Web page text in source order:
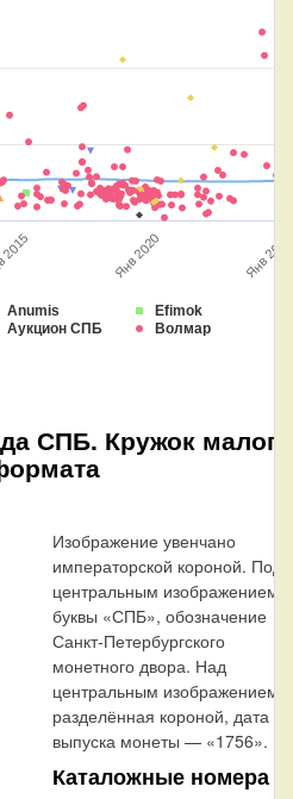
Anumis
Efimok
Аукцион СПБ
Волмар
Янв 2020 Янв 2025
СПБ. Кружок малого
Изображение увенчано
императорской короной. Под
центральным изображением
буквы «СПБ», обозначение
Санкт-Петербургского
монетного двора. Над
центральным изображением,
разделённая короной, дата
выпуска монеты — «1756».
Каталожные номера